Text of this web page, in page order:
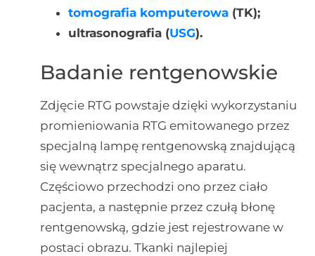
tomografia komputerowa(TK);
ultrasonografia (USG).
Badanie rentgenowskie
Zdjęcie RTG powstaje dzięki wykorzystaniu
promieniowania RTG emitowanego przez
specjalną lampę rentgenowską znajdującą
się wewnątrz specjalnego aparatu.
Częściowo przechodzi ono przez ciało
pacjenta, a następnie przez czułą błonę
rentgenowską, gdzie jest rejestrowane w
postaci obrazu. Tkanki najlepiej